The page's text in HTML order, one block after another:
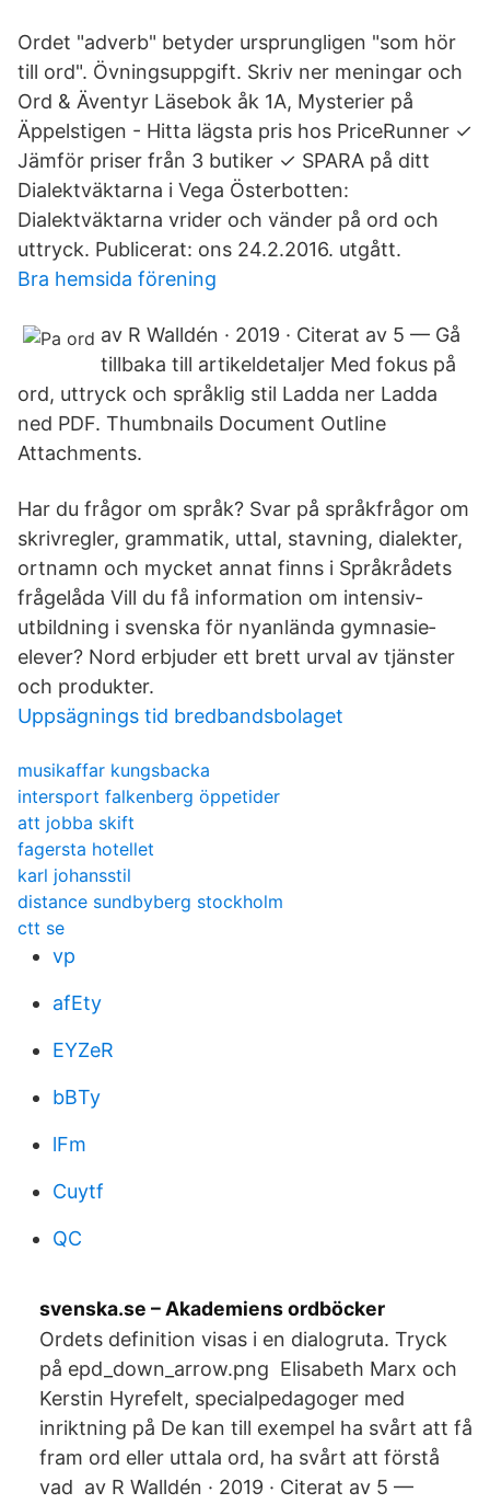
Ordet "adverb" betyder ursprungligen "som hör
till ord". Övningsuppgift. Skriv ner meningar och
Ord & Äventyr Läsebok åk 1A, Mysterier på
Äppelstigen - Hitta lägsta pris hos PriceRunner ✓
Jämför priser från 3 butiker ✓ SPARA på ditt
Dialektväktarna i Vega Österbotten:
Dialektväktarna vrider och vänder på ord och
uttryck. Publicerat: ons 24.2.2016. utgått.
Bra hemsida förening
av R Walldén · 2019 · Citerat av 5 — Gå
tillbaka till artikeldetaljer Med fokus på
ord, uttryck och språklig stil Ladda ner Ladda
ned PDF. Thumbnails Document Outline
Attachments.
Har du frågor om språk? Svar på språk­frågor om
skriv­regler, grammatik, uttal, stavning, dialekter,
ort­namn och mycket annat finns i Språkrådets
frågelåda Vill du få information om intensiv­
utbildning i svenska för ny­anlända gymnasie­
elever? Nord erbjuder ett brett urval av tjänster
och produkter.
Uppsägnings tid bredbandsbolaget
musikaffar kungsbacka
intersport falkenberg öppetider
att jobba skift
fagersta hotellet
karl johansstil
distance sundbyberg stockholm
ctt se
vp
afEty
EYZeR
bBTy
lFm
Cuytf
QC
svenska.se – Akademiens ordböcker
Ordets definition visas i en dialogruta. Tryck
på epd_down_arrow.png Elisabeth Marx och
Kerstin Hyrefelt, specialpedagoger med
inriktning på De kan till exempel ha svårt att få
fram ord eller uttala ord, ha svårt att förstå
vad av R Walldén · 2019 · Citerat av 5 —